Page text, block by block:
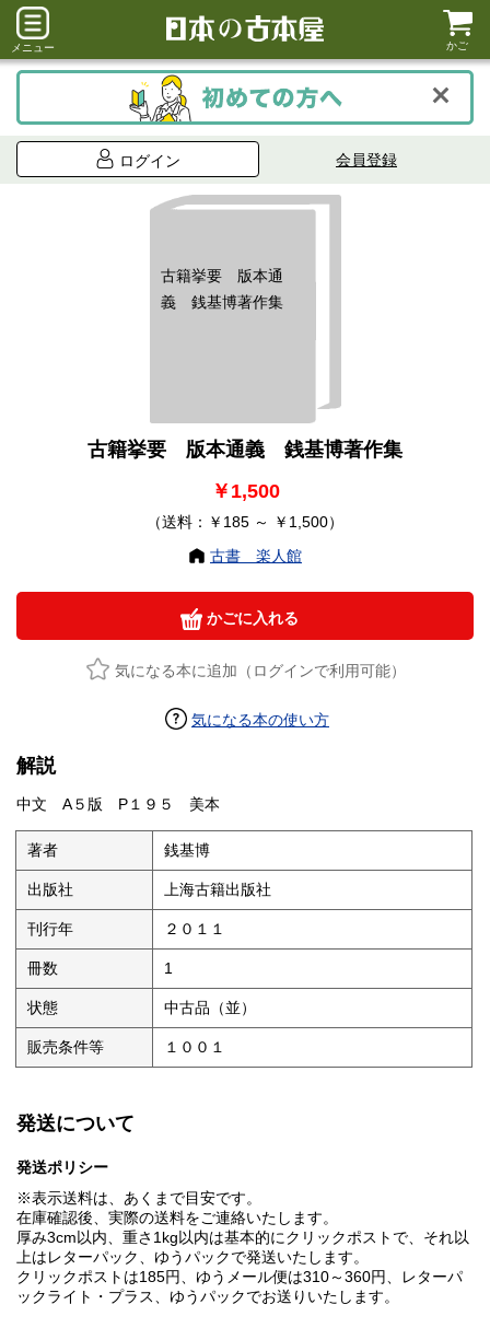
メニュー かご
ログイン 会員登録
古籍挙要 版本通
義 銭基博著作集
古籍挙要 版本通義 銭基博著作集
￥1,500
（送料：￥185 ～ ￥1,500）
古書 楽人館
かごに入れる
気になる本に追加（ログインで利用可能）
気になる本の使い方
解説
中文 A５版 P１９５ 美本
著者 銭基博
出版社 上海古籍出版社
刊行年 ２０１１
冊数 1
状態 中古品（並）
販売条件等 １００１
発送について
発送ポリシー
※表示送料は、あくまで目安です。
在庫確認後、実際の送料をご連絡いたします。
厚み3cm以内、重さ1kg以内は基本的にクリックポストで、それ以
上はレターパック、ゆうパックで発送いたします。
クリックポストは185円、ゆうメール便は310～360円、レターパ
ックライト・プラス、ゆうパックでお送りいたします。